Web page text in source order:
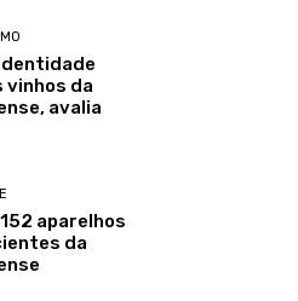
da
avalia
aparelhos
da